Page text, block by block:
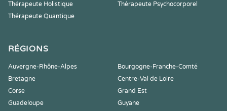
Thérapeute Holistique
Thérapeute Psychocorporel
Thérapeute Quantique
RÉGIONS
Auvergne-Rhône-Alpes
Bourgogne-Franche-Comté
Bretagne
Centre-Val de Loire
Corse
Grand Est
Guadeloupe
Guyane